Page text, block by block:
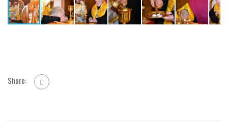
Share: